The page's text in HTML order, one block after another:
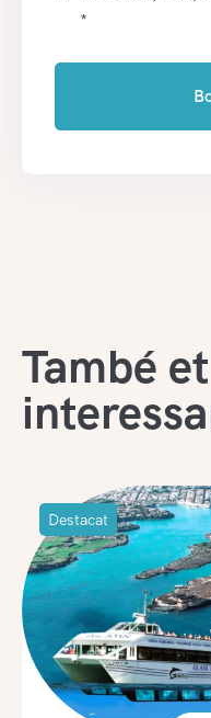
*
També
Destacat